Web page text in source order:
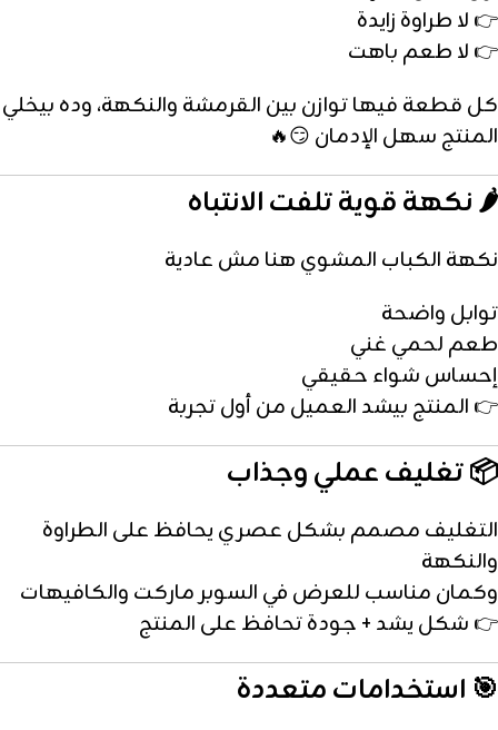
👉 لا طراوة زايدة
👉 لا طعم باهت
كل قطعة فيها توازن بين القرمشة والنكهة، وده بيخلي
المنتج سهل الإدمان 😏🔥
🌶️ نكهة قوية تلفت الانتباه
نكهة الكباب المشوي هنا مش عادية
توابل واضحة
طعم لحمي غني
إحساس شواء حقيقي
👉 المنتج بيشد العميل من أول تجربة
📦 تغليف عملي وجذاب
التغليف مصمم بشكل عصري يحافظ على الطراوة
والنكهة
وكمان مناسب للعرض في السوبر ماركت والكافيهات
👉 شكل يشد + جودة تحافظ على المنتج
🎯 استخدامات متعددة